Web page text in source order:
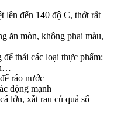
lên đến 140 độ C, thớt rất
ăn mòn, không phai màu,
thái các loại thực phẩm:
ráo nước
động mạnh
lớn, xắt rau củ quả số